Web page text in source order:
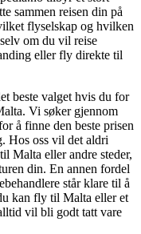
sammen reisen din på
flyselskap og hvilken
om du vil reise
eller fly direkte til
beste valget hvis du for
Vi søker gjennom
å finne den beste prisen
Hos oss vil det aldri
Malta eller andre steder,
din. En annen fordel
står klare til å
kan fly til Malta eller et
vil bli godt tatt vare